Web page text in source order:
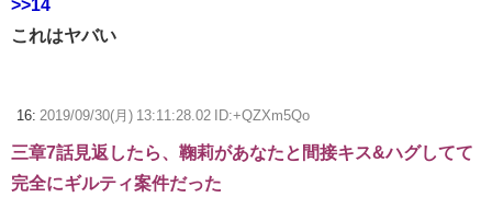
>>14
これはヤバい
16: 2019/09/30(月) 13:11:28.02 ID:+QZXm5Qo
三章7話見返したら、鞠莉があなたと間接キス&ハグしてて
完全にギルティ案件だった